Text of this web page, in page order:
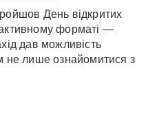
День відкритих
форматі —
дав можливість
не лише ознайомитися з